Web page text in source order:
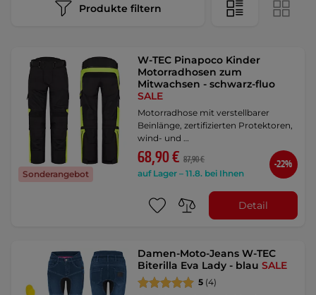
Produkte filtern
Sonderangebot
W-TEC Pinapoco Kinder
Motorradhosen zum
Mitwachsen - schwarz-fluo
SALE
Motorradhose mit verstellbarer
Beinlänge, zertifizierten Protektoren,
wind- und …
68,90 € 87,90 €
auf Lager – 11.8. bei Ihnen
-22%
Detail
Damen-Moto-Jeans W-TEC
Biterilla Eva Lady - blauSALE
5 (4)